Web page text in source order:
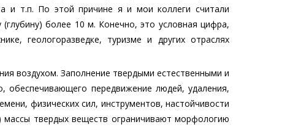
и т.п. По этой причине я и мои коллеги считали
более 10 м. Конечно, это условная цифра,
геологоразведке, туризме и других отраслях
воздухом. Заполнение твердыми естественными и
обеспечивающего передвижение людей, удаления,
физических сил, инструментов, настойчивости
твердых веществ ограничивают морфологию